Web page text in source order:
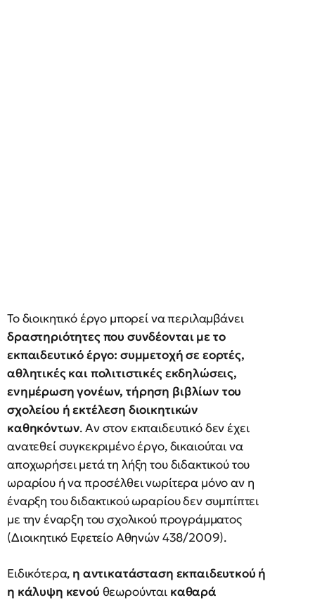
Το διοικητικό έργο μπορεί να περιλαμβάνει
δραστηριότητεςπου συνδέονται με το
εκπαιδευτικό έργο: συμμετοχή σε εορτές,
αθλητικές και πολιτιστικές εκδηλώσεις,
ενημέρωση γονέων, τήρηση βιβλίων του
σχολείου ή εκτέλεση διοικητικών
καθηκόντων. Αν στον εκπαιδευτικό δεν έχει
ανατεθεί συγκεκριμένο έργο, δικαιούται να
αποχωρήσει μετά τη λήξη του διδακτικού του
ωραρίου ή να προσέλθει νωρίτερα μόνο αν η
έναρξη του διδακτικού ωραρίου δεν συμπίπτει
με την έναρξη του σχολικού προγράμματος
(Διοικητικό Εφετείο Αθηνών 438/2009).
Ειδικότερα, η αντικατάσταση εκπαιδευτκού ή
η κάλυψη κενού θεωρούνται καθαρά